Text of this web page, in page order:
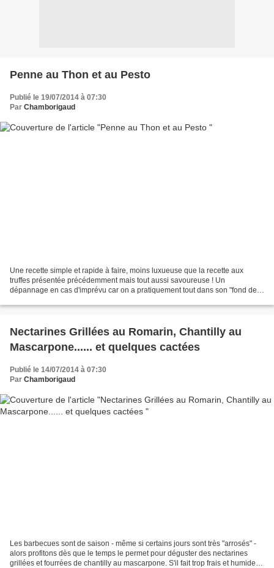
Penne au Thon et au Pesto
Publié le 19/07/2014 à 07:30
Par Chamborigaud
Une recette simple et rapide à faire, moins luxueuse que la recette aux
truffes présentée précédemment mais tout aussi savoureuse ! Un
dépannage en cas d'imprévu car on a pratiquement tout dans son "fond de
Nectarines Grillées au Romarin, Chantilly au
Mascarpone...... et quelques cactées
Publié le 14/07/2014 à 07:30
Par Chamborigaud
Les barbecues sont de saison - même si certains jours sont très "arrosés" -
alors profitons dès que le temps le permet pour déguster des nectarines
grillées et fourrées de chantilly au mascarpone. S'il fait trop frais et humide